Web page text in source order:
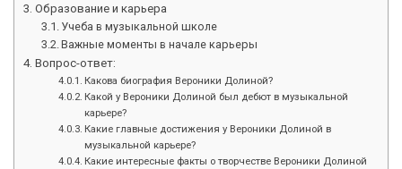
Образование и карьера
Учеба в музыкальной школе
Важные моменты в начале карьеры
Вопрос-ответ:
Какова биография Вероники Долиной?
Какой у Вероники Долиной был дебют в музыкальной
карьере?
Какие главные достижения у Вероники Долиной в
музыкальной карьере?
Какие интересные факты о творчестве Вероники Долиной